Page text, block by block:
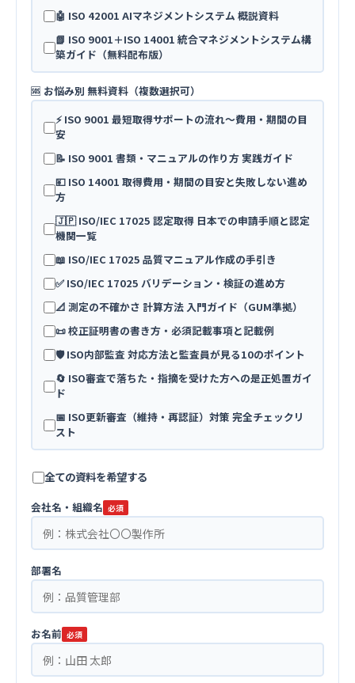
🤖 ISO 42001 AIマネジメントシステム 概説資料
📗 ISO 9001＋ISO 14001 統合マネジメントシステム構
築ガイド（無料配布版）
🆘 お悩み別 無料資料（複数選択可）
⚡ ISO 9001 最短取得サポートの流れ〜費用・期間の目
安
📝 ISO 9001 書類・マニュアルの作り方 実践ガイド
💴 ISO 14001 取得費用・期間の目安と失敗しない進め
方
🇯🇵 ISO/IEC 17025 認定取得 日本での申請手順と認定
機関一覧
📖 ISO/IEC 17025 品質マニュアル作成の手引き
✅ ISO/IEC 17025 バリデーション・検証の進め方
📐 測定の不確かさ 計算方法 入門ガイド（GUM準拠）
📜 校正証明書の書き方・必須記載事項と記載例
🛡️ ISO内部監査 対応方法と監査員が見る10のポイント
🔄 ISO審査で落ちた・指摘を受けた方への是正処置ガイ
ド
📅 ISO更新審査（維持・再認証）対策 完全チェックリ
スト
全ての資料を希望する
会社名・組織名 必須
部署名
お名前 必須